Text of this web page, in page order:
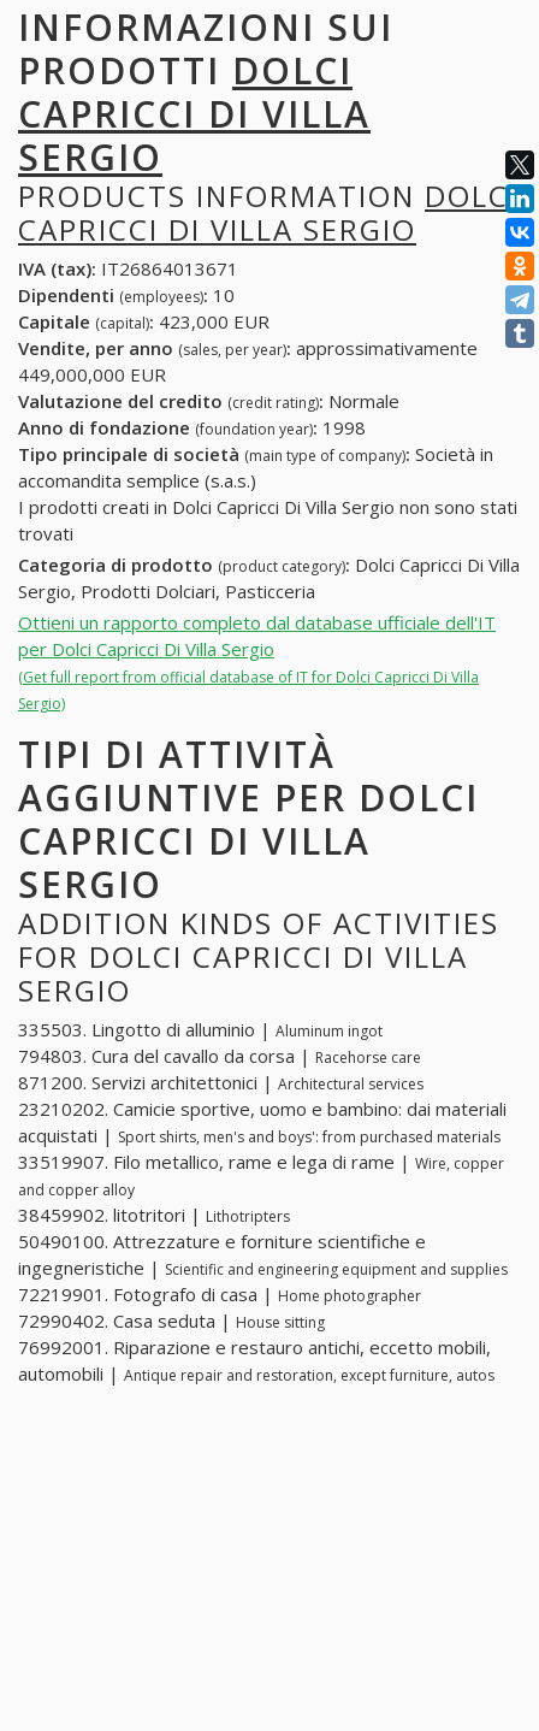
INFORMAZIONI SUI
PRODOTTI DOLCI
CAPRICCI DI VILLA
SERGIO
PRODUCTS INFORMATION DOLCI
CAPRICCI DI VILLA SERGIO
IVA (tax): IT26864013671
Dipendenti (employees): 10
Capitale (capital): 423,000 EUR
Vendite, per anno (sales, per year): approssimativamente
449,000,000 EUR
Valutazione del credito (credit rating): Normale
Anno di fondazione (foundation year): 1998
Tipo principale di società (main type of company): Società in
accomandita semplice (s.a.s.)
I prodotti creati in Dolci Capricci Di Villa Sergio non sono stati
trovati
Categoria di prodotto (product category): Dolci Capricci Di Villa
Sergio, Prodotti Dolciari, Pasticceria
Ottieni un rapporto completo dal database ufficiale dell'IT
per Dolci Capricci Di Villa Sergio
(Get full report from official database of IT for Dolci Capricci Di Villa
Sergio)
TIPI DI ATTIVITÀ
AGGIUNTIVE PER DOLCI
CAPRICCI DI VILLA
SERGIO
ADDITION KINDS OF ACTIVITIES
FOR DOLCI CAPRICCI DI VILLA
SERGIO
335503. Lingotto di alluminio | Aluminum ingot
794803. Cura del cavallo da corsa | Racehorse care
871200. Servizi architettonici | Architectural services
23210202. Camicie sportive, uomo e bambino: dai materiali
acquistati | Sport shirts, men's and boys': from purchased materials
33519907. Filo metallico, rame e lega di rame | Wire, copper
and copper alloy
38459902. litotritori | Lithotripters
50490100. Attrezzature e forniture scientifiche e
ingegneristiche | Scientific and engineering equipment and supplies
72219901. Fotografo di casa | Home photographer
72990402. Casa seduta | House sitting
76992001. Riparazione e restauro antichi, eccetto mobili,
automobili | Antique repair and restoration, except furniture, autos